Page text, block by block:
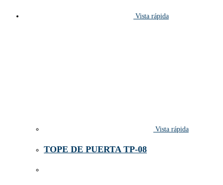
Vista rápida
Vista rápida
TOPE DE PUERTA TP-08